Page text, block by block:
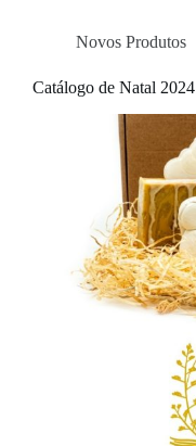
Novos Produtos
Catálogo de Natal 2024